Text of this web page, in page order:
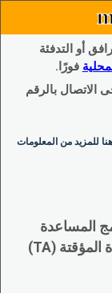
أو التدفئة
فورًا.
الاتصال بالرقم
للمزيد من المعلومات
المساعدة
الغذائية التكميلية (SNAP) وبرنامج المساعدة المؤقتة (TA)